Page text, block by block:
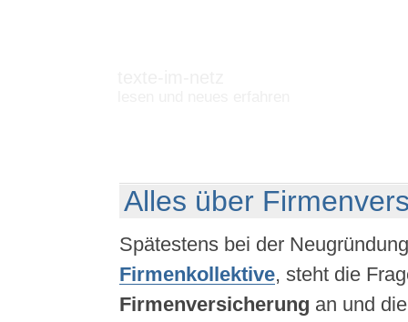
Alles über
Spätestens bei der
Firmenkollektive, steht die
Firmenversicherung an und